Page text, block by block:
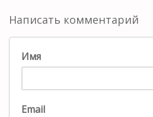
Написать комментарий
Имя
Email